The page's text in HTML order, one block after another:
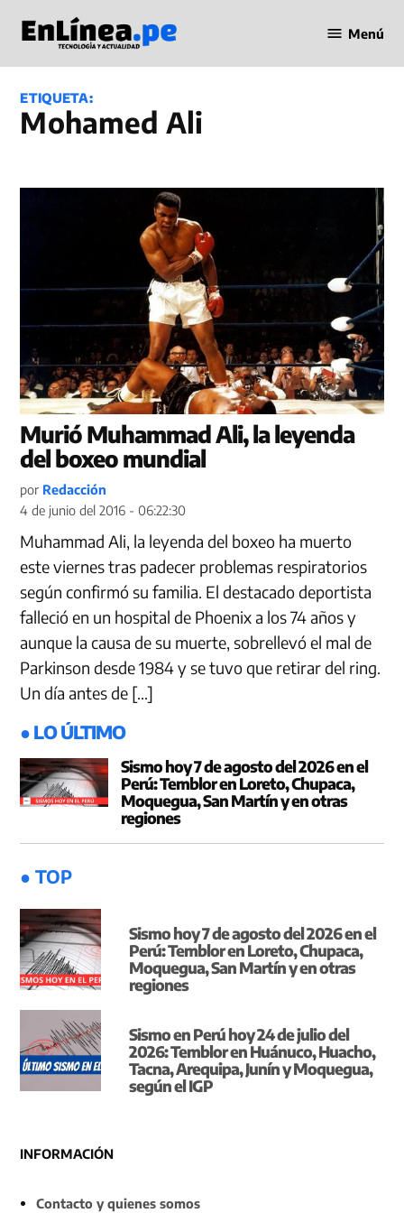
contenido
en Línea
Menú
ETIQUETA:
Mohamed Ali
Murió Muhammad Ali, la leyenda
del boxeo mundial
por Redacción
4 de junio del 2016 - 06:22:30
Muhammad Ali, la leyenda del boxeo ha muerto
este viernes tras padecer problemas respiratorios
según confirmó su familia. El destacado deportista
falleció en un hospital de Phoenix a los 74 años y
aunque la causa de su muerte, sobrellevó el mal de
Parkinson desde 1984 y se tuvo que retirar del ring.
Un día antes de […]
● LO ÚLTIMO
Sismo hoy 7 de agosto del 2026 en el
Perú: Temblor en Loreto, Chupaca,
Moquegua, San Martín y en otras
regiones
● TOP
Sismo hoy 7 de agosto del 2026 en el
Perú: Temblor en Loreto, Chupaca,
Moquegua, San Martín y en otras
regiones
Sismo en Perú hoy 24 de julio del
2026: Temblor en Huánuco, Huacho,
Tacna, Arequipa, Junín y Moquegua,
según el IGP
INFORMACIÓN
Contacto y quienes somos